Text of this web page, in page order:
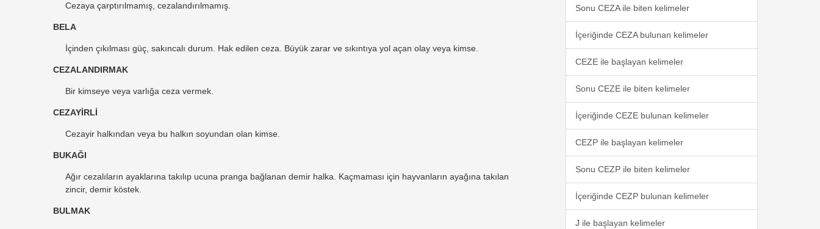
Cezaya çarptırılmamış, cezalandırılmamış.
BELA
İçinden çıkılması güç, sakıncalı durum. Hak edilen ceza. Büyük zarar ve sıkıntıya yol açan olay veya kimse.
CEZALANDIRMAK
Bir kimseye veya varlığa ceza vermek.
CEZAYİRLİ
Cezayir halkından veya bu halkın soyundan olan kimse.
BUKAĞI
Ağır cezalıların ayaklarına takılıp ucuna pranga bağlanan demir halka. Kaçmaması için hayvanların ayağına takılan
zincir, demir köstek.
BULMAK
Sonu CEZA ile biten kelimeler
İçeriğinde CEZA bulunan kelimeler
CEZE ile başlayan kelimeler
Sonu CEZE ile biten kelimeler
İçeriğinde CEZE bulunan kelimeler
CEZP ile başlayan kelimeler
Sonu CEZP ile biten kelimeler
İçeriğinde CEZP bulunan kelimeler
J ile başlayan kelimeler